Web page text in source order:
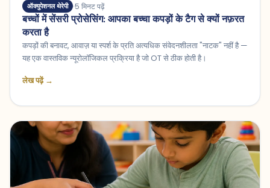
ऑक्युपेशनल थेरेपी 5 मिनट पढ़ें
बच्चों में सेंसरी प्रोसेसिंग: आपका बच्चा कपड़ों के टैग से क्यों नफ़रत
करता है
कपड़ों की बनावट, आवाज़ या स्पर्श के प्रति अत्यधिक संवेदनशीलता "नाटक" नहीं है —
यह एक वास्तविक न्यूरोलॉजिकल प्रक्रिया है जो OT से ठीक होती है।
लेख पढ़ें →